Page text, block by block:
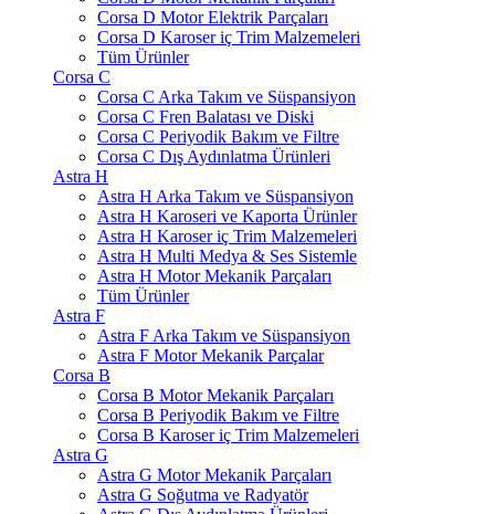
Corsa D Motor Elektrik Parçaları
Corsa D Karoser iç Trim Malzemeleri
Tüm Ürünler
Corsa C
Corsa C Arka Takım ve Süspansiyon
Corsa C Fren Balatası ve Diski
Corsa C Periyodik Bakım ve Filtre
Corsa C Dış Aydınlatma Ürünleri
Astra H
Astra H Arka Takım ve Süspansiyon
Astra H Karoseri ve Kaporta Ürünler
Astra H Karoser iç Trim Malzemeleri
Astra H Multi Medya & Ses Sistemle
Astra H Motor Mekanik Parçaları
Tüm Ürünler
Astra F
Astra F Arka Takım ve Süspansiyon
Astra F Motor Mekanik Parçalar
Corsa B
Corsa B Motor Mekanik Parçaları
Corsa B Periyodik Bakım ve Filtre
Corsa B Karoser iç Trim Malzemeleri
Astra G
Astra G Motor Mekanik Parçaları
Astra G Soğutma ve Radyatör